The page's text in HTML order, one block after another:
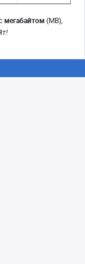
мегабайтом(MB),